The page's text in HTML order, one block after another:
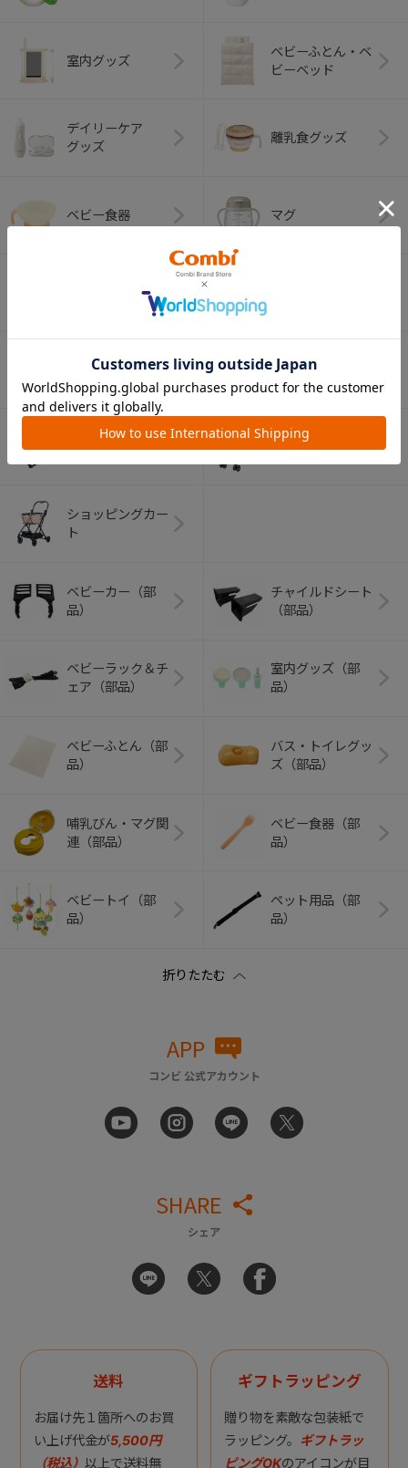
室内グッズ
ベビーふとん・ベ
ビーベッド
デイリーケア
グッズ
離乳食グッズ
ベビー食器 マグ
オーラルケア
ベビートイ
アウトドアグッズ
ペット用品
ショッピングカー
ト
ベビーカー（部
品）
チャイルドシート
（部品）
ベビーラック＆チ
ェア（部品）
室内グッズ（部
品）
ベビーふとん（部
品）
バス・トイレグッ
ズ（部品）
哺乳びん・マグ関
連（部品）
ベビー食器（部
品）
ベビートイ（部
品）
ペット用品（部
品）
APP
コンビ 公式アカウント
SHARE
シェア
送料
お届け先１箇所へのお買
い上げ代金が5,500円
（税込） 以上で送料無
ギフトラッピング
贈り物を素敵な包装紙で
ラッピング。 ギフトラッ
ピングOKのアイコンが目